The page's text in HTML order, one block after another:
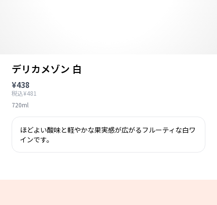
デリカメゾン 白
¥438
税込¥481
720ml
ほどよい酸味と軽やかな果実感が広がるフルーティな白ワ
インです。